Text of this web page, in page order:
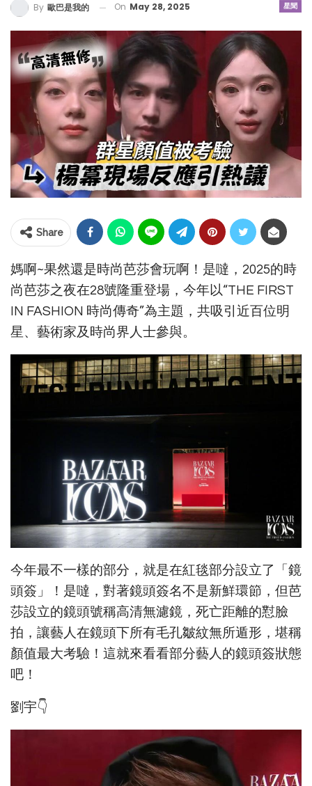
星聞
By 歐巴是我的 On May 28, 2025
Share
媽啊~果然還是時尚芭莎會玩啊！是噠，2025的時
尚芭莎之夜在28號隆重登場，今年以“THE FIRST
IN FASHION 時尚傳奇”為主題，共吸引近百位明
星、藝術家及時尚界人士參與。
今年最不一樣的部分，就是在紅毯部分設立了「鏡
頭簽」！是噠，對著鏡頭簽名不是新鮮環節，但芭
莎設立的鏡頭號稱高清無濾鏡，死亡距離的懟臉
拍，讓藝人在鏡頭下所有毛孔皺紋無所遁形，堪稱
顏值最大考驗！這就來看看部分藝人的鏡頭簽狀態
吧！
劉宇👇